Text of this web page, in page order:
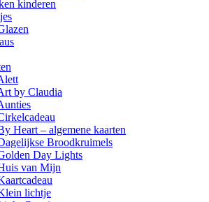
kinderen
by Claudia
Heart – algemene kaarten
Broodkruimels
Day Lights
van Mijn
lichtje